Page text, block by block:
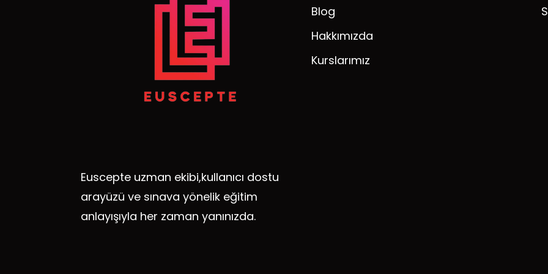
Euscepte uzman ekibi,kullanıcı dostu
arayüzü ve sınava yönelik eğitim
anlayışıyla her zaman yanınızda.
Blog
Hakkımızda
Kurslarımız